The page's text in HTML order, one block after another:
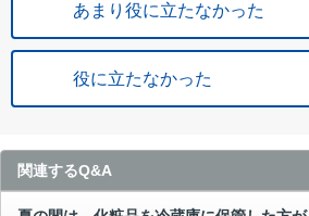
あまり役に立たなかった
役に立たなかった
関連するQ&A